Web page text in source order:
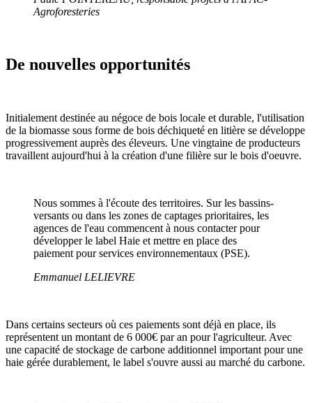
Agroforesteries
De nouvelles opportunités
Initialement destinée au négoce de bois locale et durable, l'utilisation
de la biomasse sous forme de bois déchiqueté en litière se développe
progressivement auprès des éleveurs. Une vingtaine de producteurs
travaillent aujourd'hui à la création d'une filière sur le bois d'oeuvre.
Nous sommes à l'écoute des territoires. Sur les bassins-
versants ou dans les zones de captages prioritaires, les
agences de l'eau commencent à nous contacter pour
développer le label Haie et mettre en place des
paiement pour services environnementaux (PSE).
Emmanuel LELIEVRE
Dans certains secteurs où ces paiements sont déjà en place, ils
représentent un montant de 6 000€ par an pour l'agriculteur. Avec
une capacité de stockage de carbone additionnel important pour une
haie gérée durablement, le label s'ouvre aussi au marché du carbone.